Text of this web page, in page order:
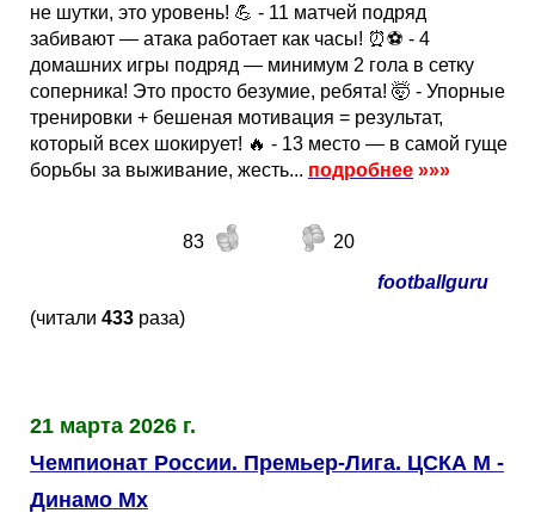
не шутки, это уровень! 💪 - 11 матчей подряд
забивают — атака работает как часы! ⏰⚽ - 4
домашних игры подряд — минимум 2 гола в сетку
соперника! Это просто безумие, ребята! 🤯 - Упорные
тренировки + бешеная мотивация = результат,
который всех шокирует! 🔥 - 13 место — в самой гуще
борьбы за выживание, жесть... подробнее »»»
83
20
footballguru
(читали 433 раза)
21 марта 2026 г.
Чемпионат России. Премьер-Лига. ЦСКА М -
Динамо Мх